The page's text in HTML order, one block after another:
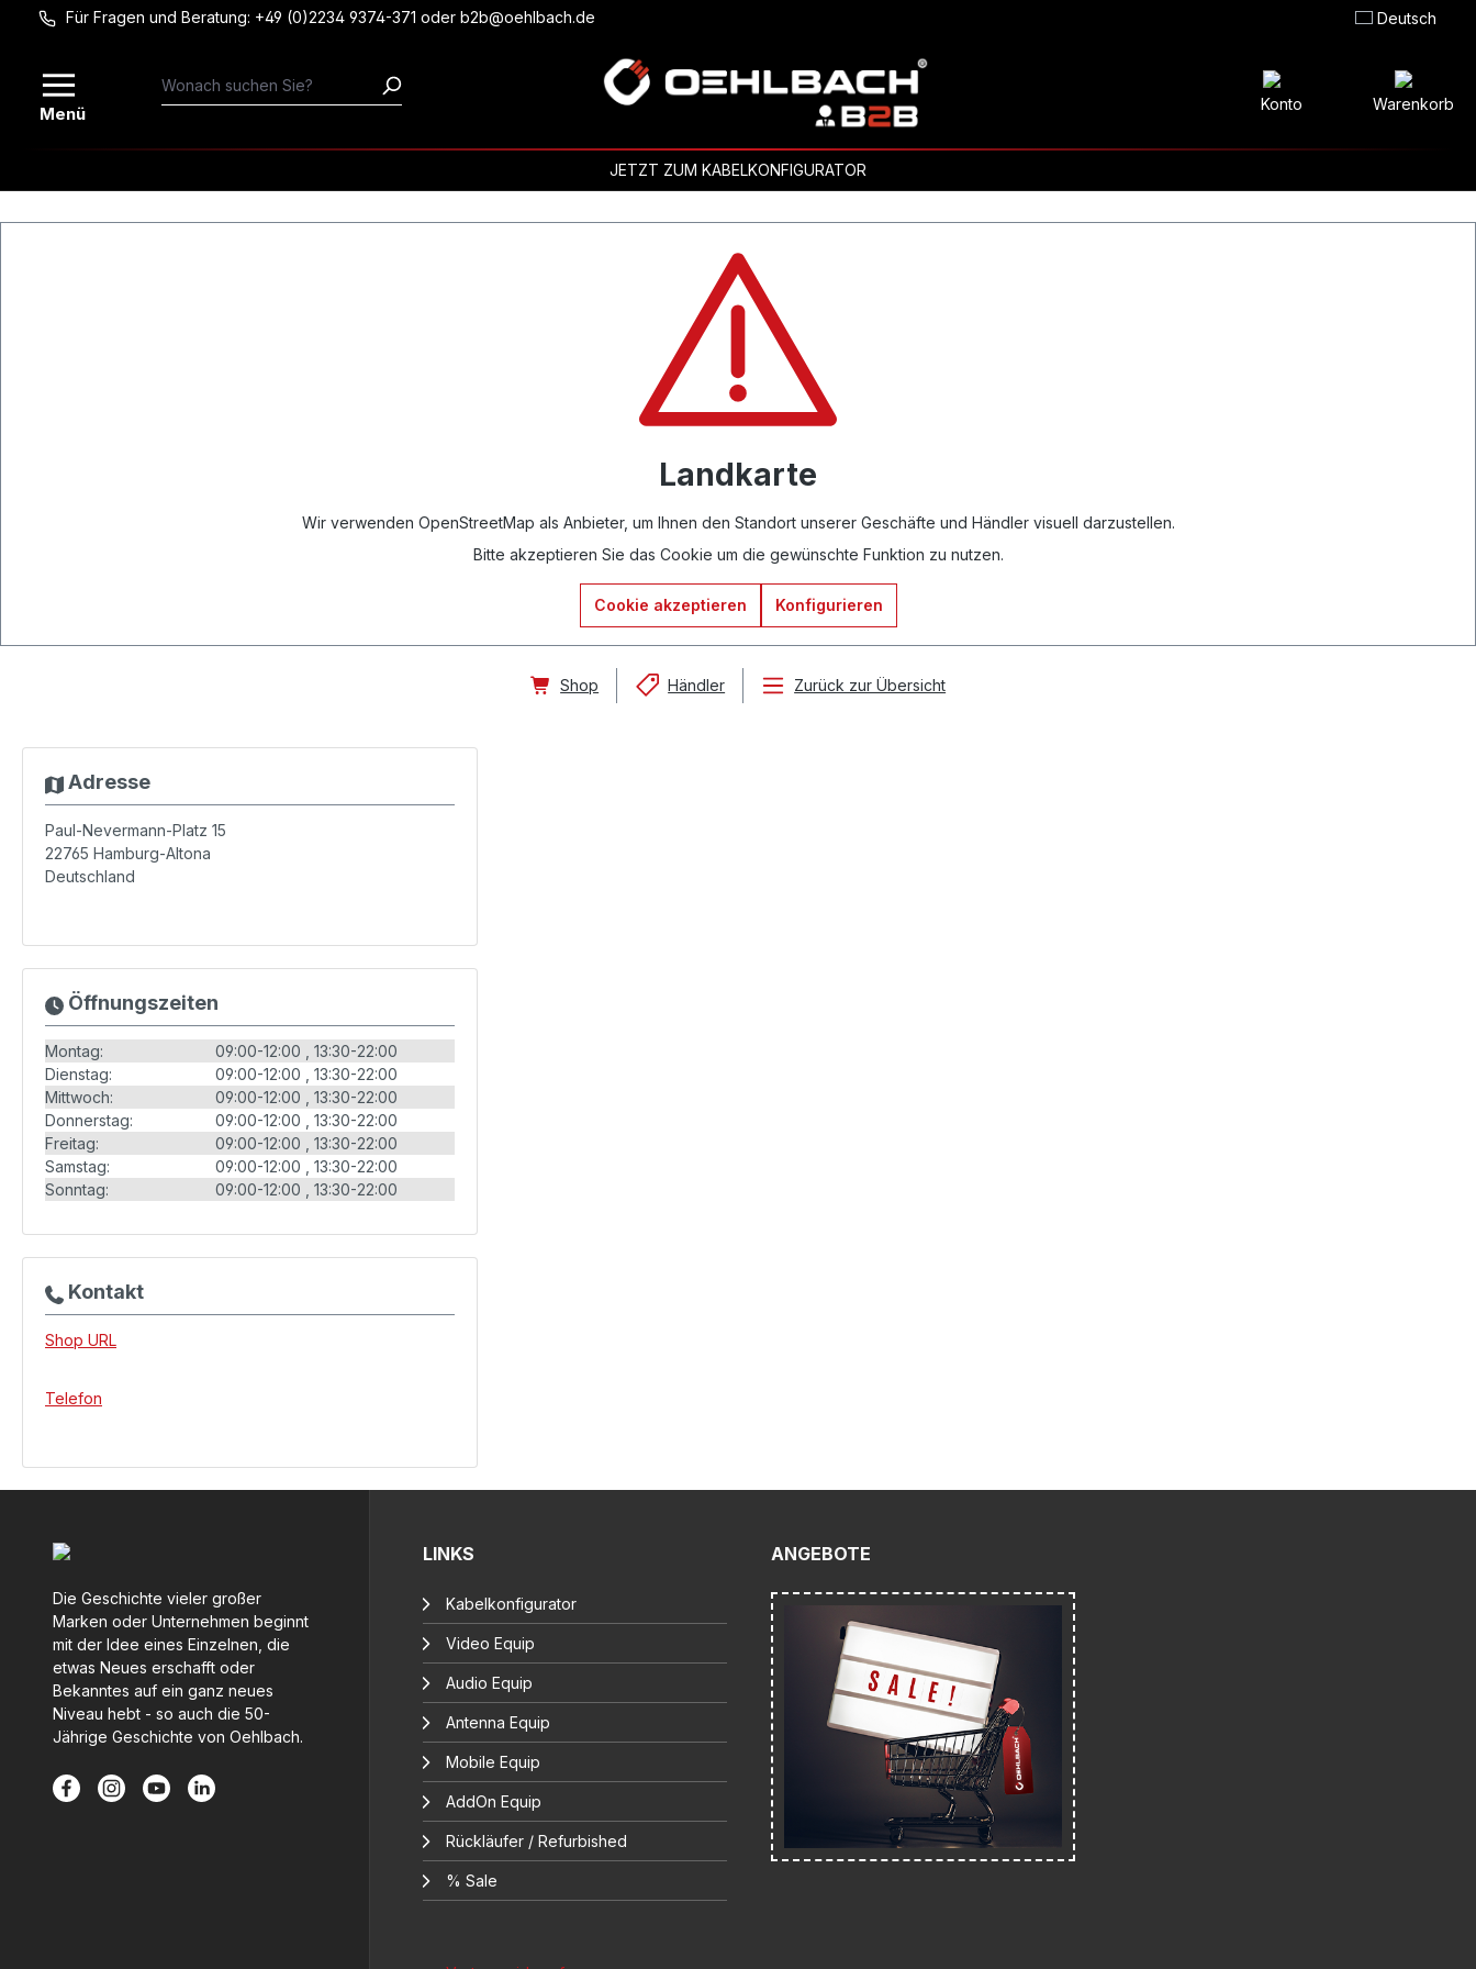
Zum Hauptinhalt springen
Für Fragen und Beratung: +49 (0)2234 9374-371 oder b2b@oehlbach.de Deutsch
Menü Konto Warenkorb
JETZT ZUM KABELKONFIGURATOR
Landkarte
Wir verwenden OpenStreetMap als Anbieter, um Ihnen den Standort unserer Geschäfte und Händler visuell darzustellen.
Bitte akzeptieren Sie das Cookie um die gewünschte Funktion zu nutzen.
Cookie akzeptieren Konfigurieren
Shop Händler Zurück zur Übersicht
Adresse
Paul-Nevermann-Platz 15
22765 Hamburg-Altona
Deutschland
Öffnungszeiten
Montag: 09:00-12:00
13:30-22:00
Dienstag:
09:00-12:00
13:30-22:00
Mittwoch:
09:00-12:00
13:30-22:00
Donnerstag:
09:00-12:00
13:30-22:00
Freitag:
09:00-12:00
13:30-22:00
Samstag:
09:00-12:00
13:30-22:00
Sonntag:
09:00-12:00 13:30-22:00
Kontakt
Shop URL
Telefon
Die Geschichte vieler großer
Marken oder Unternehmen beginnt
mit der Idee eines Einzelnen, die
etwas Neues erschafft oder
Bekanntes auf ein ganz neues
Niveau hebt - so auch die 50-
Jährige Geschichte von Oehlbach.
LINKS
Kabelkonfigurator
Video Equip
Audio Equip
Antenna Equip
Mobile Equip
AddOn Equip
Rückläufer / Refurbished
% Sale
ANGEBOTE